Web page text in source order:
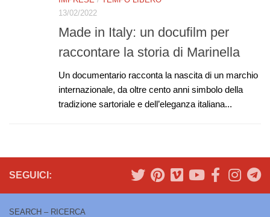
13/02/2022
Made in Italy: un docufilm per
raccontare la storia di Marinella
Un documentario racconta la nascita di un marchio
internazionale, da oltre cento anni simbolo della
tradizione sartoriale e dell’eleganza italiana...
SEGUICI:
SEARCH – RICERCA